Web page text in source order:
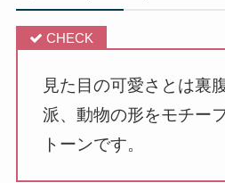
見た目の可愛さとは裏
派、動物の形をモチー
トーンです。